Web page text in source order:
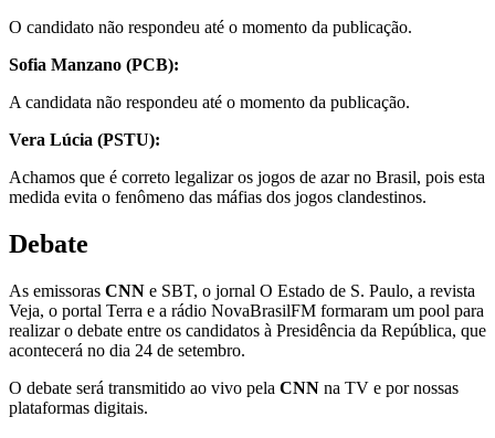
O candidato não respondeu até o momento da publicação.
Sofia Manzano (PCB):
A candidata não respondeu até o momento da publicação.
Vera Lúcia (PSTU):
Achamos que é correto legalizar os jogos de azar no Brasil, pois esta
medida evita o fenômeno das máfias dos jogos clandestinos.
Debate
As emissoras CNN e SBT, o jornal O Estado de S. Paulo, a revista
Veja, o portal Terra e a rádio NovaBrasilFM formaram um pool para
realizar o debate entre os candidatos à Presidência da República, que
acontecerá no dia 24 de setembro.
O debate será transmitido ao vivo pela CNN na TV e por nossas
plataformas digitais.